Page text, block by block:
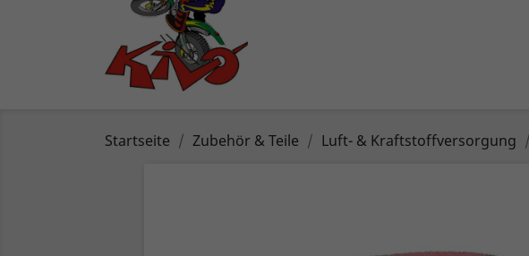
Startseite Zubehör & Teile Luft- & Kraftstoffversorgung